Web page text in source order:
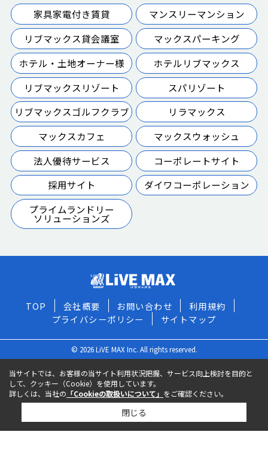
家具家電付き賃貸
マンスリーマンション
リブマックス貸会議室
マックスパーキング
ホテル・土地オーナー様
ホテルリブマックス
リブマックスリゾート
スパリゾート
リブマックスゴルフクラブ
リラマックス
マックスカフェ
マックスウォッシュ
法人優待サービス
コーポレートサイト
採用サイト
ダイワコーポレーション
プライムランドリー
ソリューションズ
TOP 会社概要 お問い合わせ
利用規約
プライバシーポリシー
サイトマップ
© 2026 LiVE MAX Inc. All rights reserved.
当サイトでは、お客様の当サイト利用状況把握、サービス向上検討を目的と
して、クッキー（Cookie）を使用しています。
詳しくは、当社の 「Cookieの取扱いについて」 をご確認ください。
閉じる